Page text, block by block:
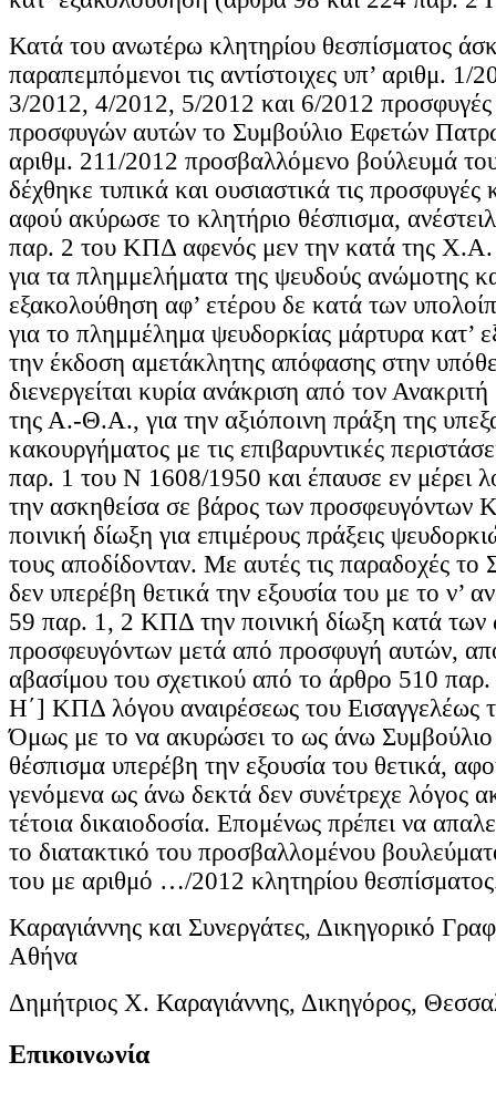
Κατά του ανωτέρω κλητηρίου θεσπίσματος
παραπεμπόμενοι τις αντίστοιχες υπ’ αριθμ.
3/2012, 4/2012, 5/2012 και 6/2012 προσφυγές
προσφυγών αυτών το Συμβούλιο Εφετών
αριθμ. 211/2012 προσβαλλόμενο βούλευμά
δέχθηκε τυπικά και ουσιαστικά τις προσφυγές
αφού ακύρωσε το κλητήριο θέσπισμα,
παρ. 2 του ΚΠΔ αφενός μεν την κατά της Χ.Α.
για τα πλημμελήματα της ψευδούς ανώμοτης
εξακολούθηση αφ’ ετέρου δε κατά των
για το πλημμέλημα ψευδορκίας μάρτυρα κατ’
την έκδοση αμετάκλητης απόφασης στην
διενεργείται κυρία ανάκριση από τον
της Α.-Θ.Α., για την αξιόποινη πράξη της
κακουργήματος με τις επιβαρυντικές
παρ. 1 του Ν 1608/1950 και έπαυσε εν μέρει
την ασκηθείσα σε βάρος των
ποινική δίωξη για επιμέρους πράξεις
τους αποδίδονταν. Με αυτές τις παραδοχές
δεν υπερέβη θετικά την εξουσία του με το ν’
59 παρ. 1, 2 ΚΠΔ την ποινική δίωξη κατά
προσφευγόντων μετά από προσφυγή αυτών,
αβασίμου του σχετικού από το άρθρο 510
Η΄] ΚΠΔ λόγου αναιρέσεως του Εισαγγελέως
Όμως με το να ακυρώσει το ως άνω Συμβούλιο
θέσπισμα υπερέβη την εξουσία του θετικά,
γενόμενα ως άνω δεκτά δεν συνέτρεχε λόγος
τέτοια δικαιοδοσία. Επομένως πρέπει να
το διατακτικό του προσβαλλομένου
του με αριθμό …/2012 κλητηρίου
Καραγιάννης και Συνεργάτες, Δικηγορικό
Αθήνα
Δημήτριος Χ. Καραγιάννης, Δικηγόρος,
Επικοινωνία